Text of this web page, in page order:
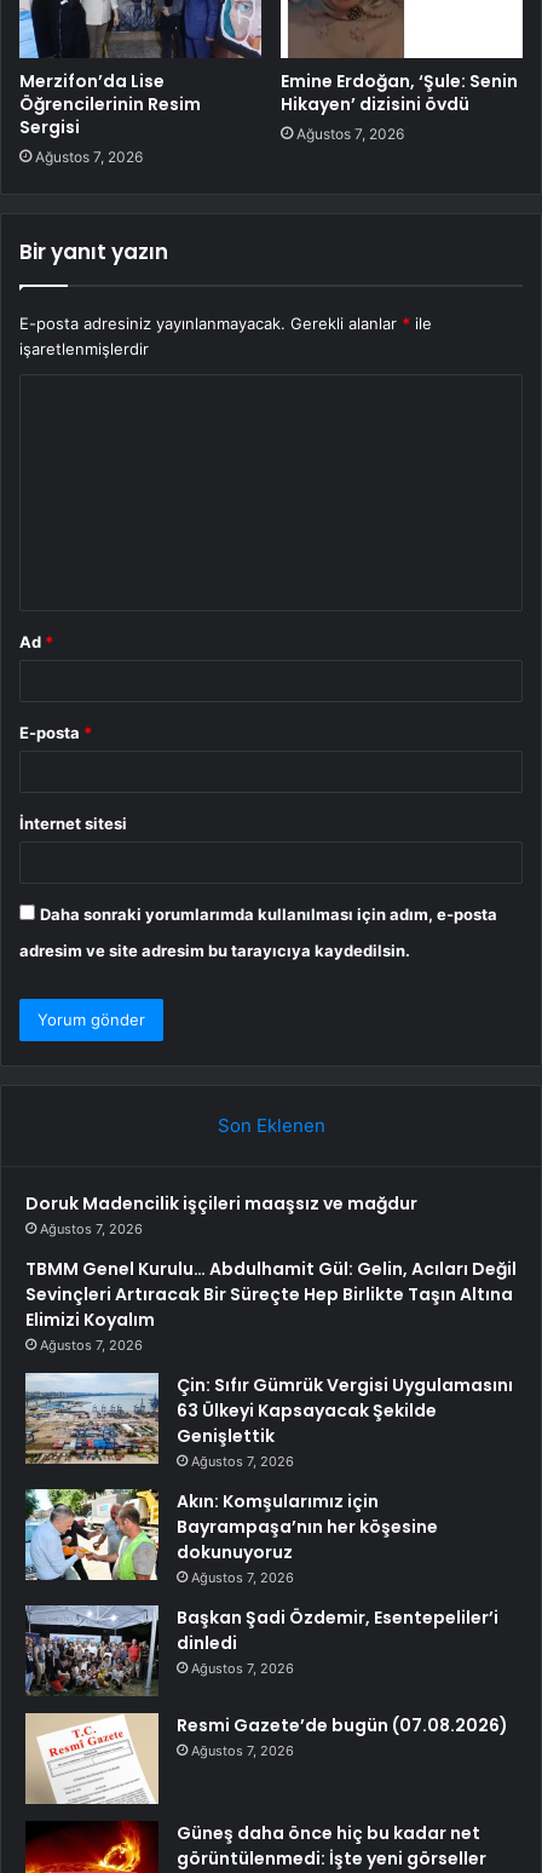
Merzifon’da Lise
Öğrencilerinin Resim
Sergisi
Ağustos 7, 2026
Emine Erdoğan, ‘Şule: Senin
Hikayen’ dizisini övdü
Ağustos 7, 2026
Bir yanıt yazın
E-posta adresiniz yayınlanmayacak. Gerekli alanlar * ile
işaretlenmişlerdir
Ad *
E-posta *
İnternet sitesi
Daha sonraki yorumlarımda kullanılması için adım, e-posta
adresim ve site adresim bu tarayıcıya kaydedilsin.
Son Eklenen
Doruk Madencilik işçileri maaşsız ve mağdur
Ağustos 7, 2026
TBMM Genel Kurulu… Abdulhamit Gül: Gelin, Acıları Değil
Sevinçleri Artıracak Bir Süreçte Hep Birlikte Taşın Altına
Elimizi Koyalım
Ağustos 7, 2026
Çin: Sıfır Gümrük Vergisi Uygulamasını
63 Ülkeyi Kapsayacak Şekilde
Genişlettik
Ağustos 7, 2026
Akın: Komşularımız için
Bayrampaşa’nın her köşesine
dokunuyoruz
Ağustos 7, 2026
Başkan Şadi Özdemir, Esentepeliler’i
dinledi
Ağustos 7, 2026
Resmi Gazete’de bugün (07.08.2026)
Ağustos 7, 2026
Güneş daha önce hiç bu kadar net
görüntülenmedi: İşte yeni görseller